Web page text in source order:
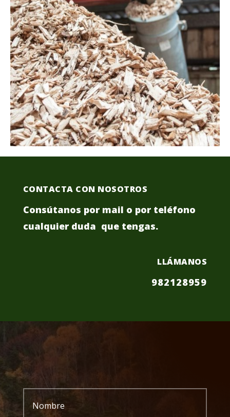
CONTACTA CON NOSOTROS
Consútanos por mail o por teléfono
cualquier duda que tengas.
LLÁMANOS
982128959